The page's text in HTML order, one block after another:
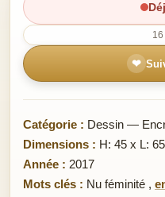
❤
Catégorie : Dessin —
Dimensions : H: 45 x L: 65
Année : 2017
Mots clés : Nu féminité ,